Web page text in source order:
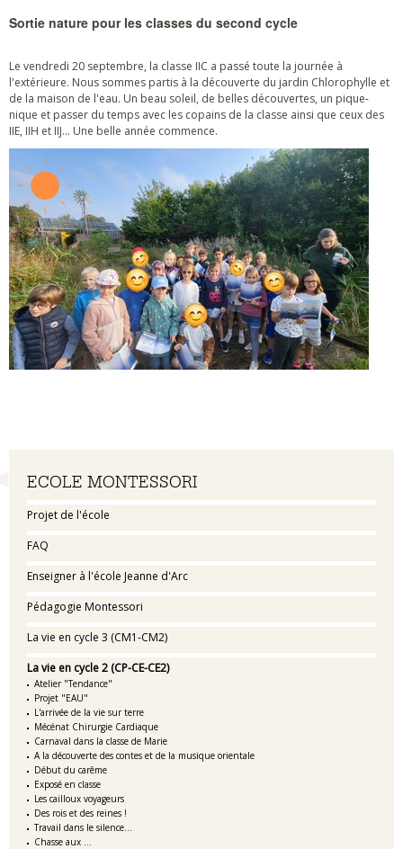
Navigation
ECOLE MONTESSORI
Projet de l'école
FAQ
Enseigner à l'école Jeanne d'Arc
Pédagogie Montessori
La vie en cycle 3 (CM1-CM2)
La vie en cycle 2 (CP-CE-CE2)
Atelier "Tendance"
Projet "EAU"
L'arrivée de la vie sur terre
Mécénat Chirurgie Cardiaque
Carnaval dans la classe de Marie
A la découverte des contes et de la musique orientale
Début du carême
Exposé en classe
Les cailloux voyageurs
Des rois et des reines !
Travail dans le silence...
Chasse aux ...
Sortie nature pour les classes du second cycle
Le vendredi 20 septembre, la classe IIC a passé toute la journée à
l'extérieure. Nous sommes partis à la découverte du jardin Chlorophylle et
de la maison de l'eau. Un beau soleil, de belles découvertes, un pique-
nique et passer du temps avec les copains de la classe ainsi que ceux des
IIE, IIH et IIJ... Une belle année commence.